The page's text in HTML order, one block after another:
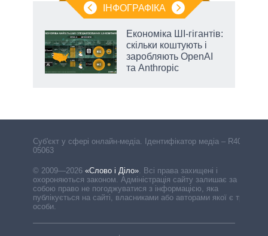
ІНФОГРАФІКА
Економіка ШІ-гігантів:
скільки коштують і
заробляють OpenAI
та Anthropic
Cуб'єкт у сфері онлайн-медіа. Ідентифікатор медіа – R40-
05063
© 2009—2026 «Слово і Діло». Всі права захищені і
охороняються законом. Адміністрація сайту залишає за
собою право не погоджуватися з інформацією, яка
публікується на сайті, власниками або авторами якої є треті
особи.